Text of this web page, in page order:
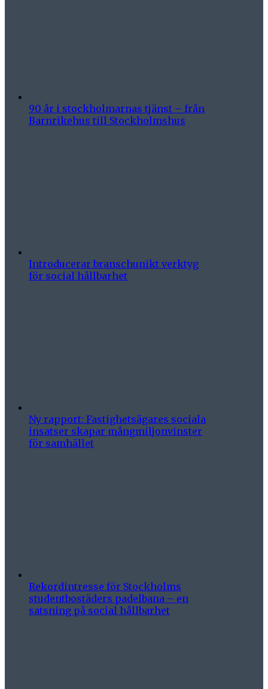
90 år i stockholmarnas tjänst – från
Barnrikehus till Stockholmshus
Introducerar branschunikt verktyg
för social hållbarhet
Ny rapport: Fastighetsägares sociala
insatser skapar mångmiljonvinster
för samhället
Rekordintresse för Stockholms
studentbostäders padelbana – en
satsning på social hållbarhet